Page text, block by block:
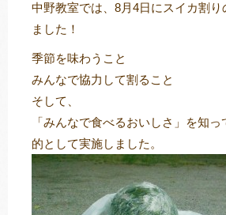
中野教室では、8月4日にスイカ割り
ました！
季節を味わうこと
みんなで協力して割ること
そして、
「みんなで食べるおいしさ」を知
的として実施しました。